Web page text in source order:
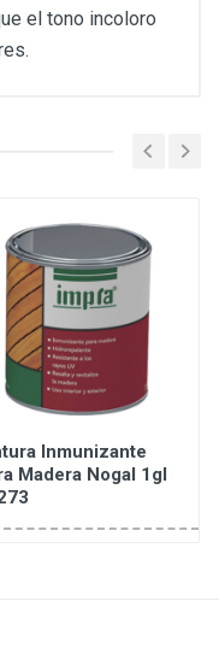
el tono incoloro
Inmunizante
Madera Nogal 1gl